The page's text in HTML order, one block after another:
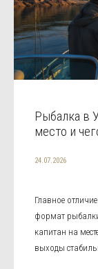
Рыбалка в
место и
24.07.2026
Главное
формат
капитан на
выходы